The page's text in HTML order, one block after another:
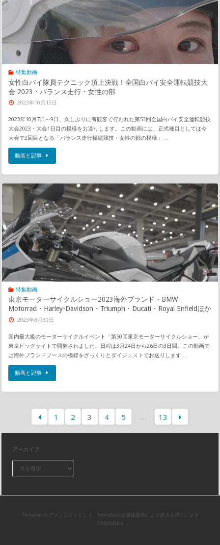
特集動画
女性白バイ隊員テクニック頂上決戦！全国白バイ安全運転競技大
会 2023・バランス走行・女性の部
2023年10月13日
2023年10月7日～9日、久しぶりに有観客で行われた第53回全国白バイ安全運転競技
大会2023・大会1日目の模様をお送りします。この動画には、正式種目としては今
大会で2回目となる「バランス走行操縦競技・女性の部の模様」 …
動画と記事
特集動画
東京モーターサイクルショー2023海外ブランド・BMW
Motorrad・Harley-Davidson・Triumph・Ducati・Royal Enfieldほか
2023年3月30日
国内最大級のモーターサイクルイベント「第50回東京モーターサイクルショー」が
東京ビッグサイトで開催されました。日程は3月24日から26日の3日間。この動画で
は海外ブランドブースの模様をざっくりとダイジェストでお送りします …
動画と記事
1 2 3 4 5 … 13
アーカイブ
*Amazon のアソシエイトとして、MotoBasicは適格販売により収入を得ています
©MotoBasic